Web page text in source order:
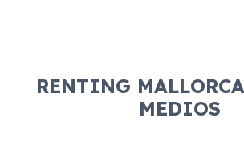
RENTING
MEDIOS